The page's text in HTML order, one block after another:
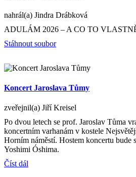
nahrál(a) Jindra Drábková
ADULÁM 2026 – A CO TO
Stáhnout soubor
Koncert Jaroslava Tůmy
zveřejnil(a) Jiří Kreisel
Po dvou letech se prof. Jaroslav Tůma
koncertním varhanám v kostele
Horním náměstí. Hostem koncertu bude
Yoshimi Óshima.
Číst dál